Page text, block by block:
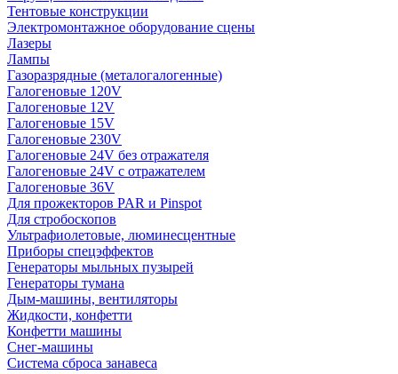
Тентовые конструкции
Электромонтажное оборудование сцены
Лазеры
Лампы
Газоразрядные (металогалогенные)
Галогеновые 120V
Галогеновые 12V
Галогеновые 15V
Галогеновые 230V
Галогеновые 24V без отражателя
Галогеновые 24V с отражателем
Галогеновые 36V
Для прожекторов PAR и Pinspot
Для стробоскопов
Ультрафиолетовые, люминесцентные
Приборы спецэффектов
Генераторы мыльных пузырей
Генераторы тумана
Дым-машины, вентиляторы
Жидкости, конфетти
Конфетти машины
Снег-машины
Система сброса занавеса